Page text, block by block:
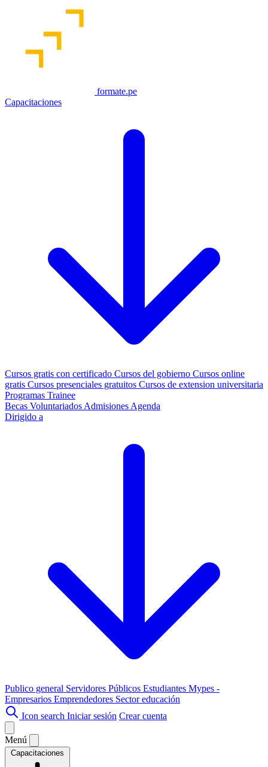
formate.pe
Capacitaciones
Cursos gratis con certificado Cursos del gobierno Cursos online
gratis Cursos presenciales gratuitos Cursos de extension universitaria
Programas Trainee
Becas Voluntariados Admisiones Agenda
Dirigido a
Publico general Servidores Públicos Estudiantes Mypes -
Empresarios Emprendedores Sector educación
Icon search Iniciar sesión Crear cuenta
Menú
Capacitaciones